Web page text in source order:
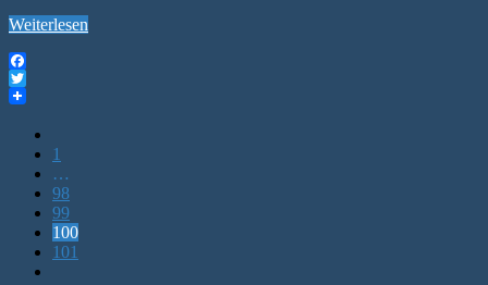
Weiterlesen
Facebook
Twitter
1
…
98
99
100
101